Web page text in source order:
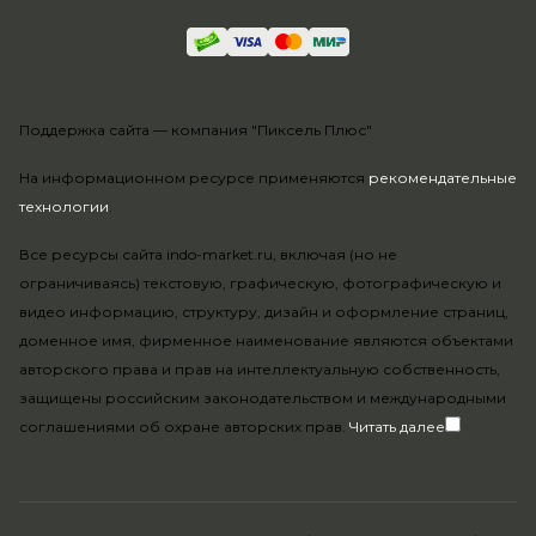
На информационном ресурсе применяются рекомендательные
технологии.
Все ресурсы сайта indo-market.ru, включая (но не
ограничиваясь) текстовую, графическую, фотографическую и
видео информацию, структуру, дизайн и оформление страниц,
доменное имя, фирменное наименование являются объектами
авторского права и прав на интеллектуальную собственность,
защищены российским законодательством и международными
соглашениями об охране авторских прав. Читать далее
Поддержка сайта — компания "Пиксель Плюс"